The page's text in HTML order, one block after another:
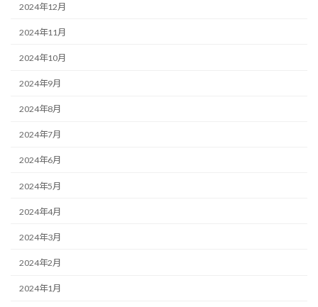
2024年12月
2024年11月
2024年10月
2024年9月
2024年8月
2024年7月
2024年6月
2024年5月
2024年4月
2024年3月
2024年2月
2024年1月